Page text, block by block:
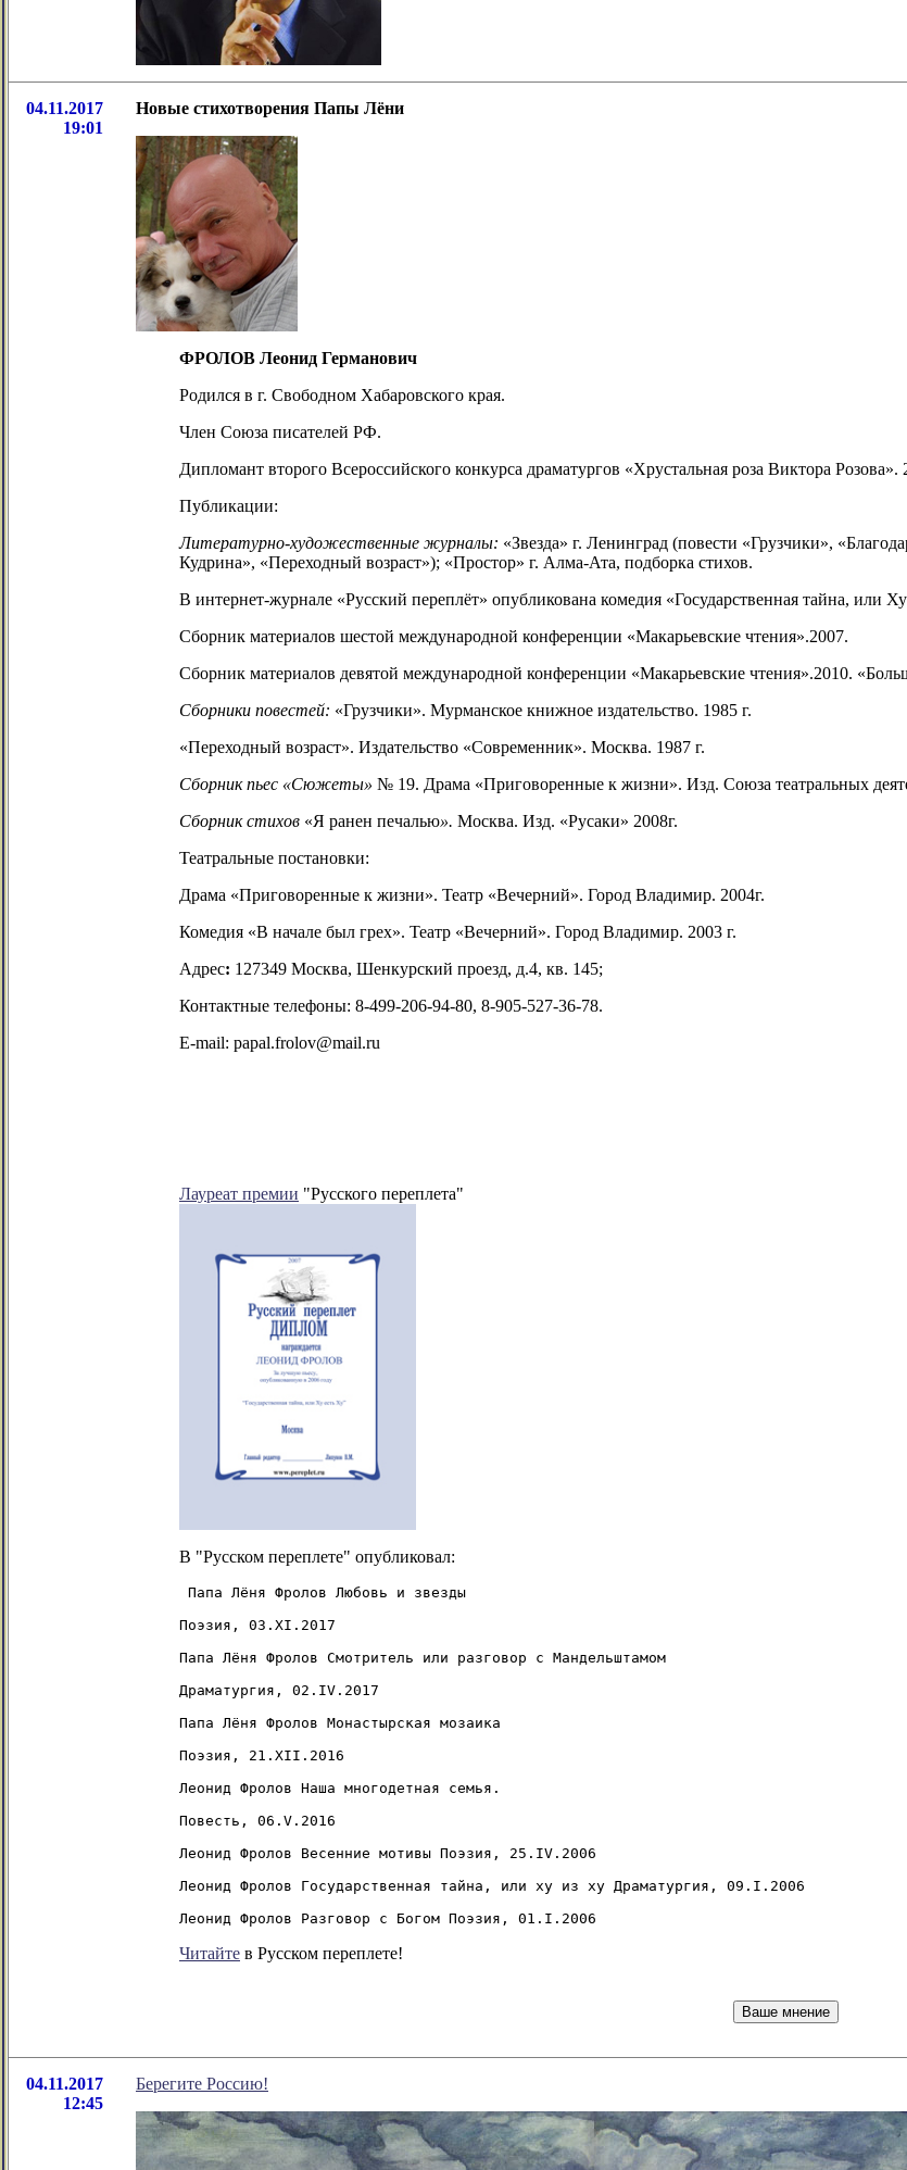
04.11.2017
19:01
Новые стихотворения Папы Лёни
ФРОЛОВ Леонид Германович
Родился в г. Свободном Хабаровского края.
Член Союза писателей РФ.
Дипломант второго Всероссийского конкурса драматургов «Хрустальная роза Виктора Розова».
Публикации:
Литературно-художественные журналы: «Звезда» г. Ленинград (повести «Грузчики»,
Кудрина», «Переходный возраст»); «Простор» г. Алма-Ата, подборка стихов.
В интернет-журнале «Русский переплёт» опубликована комедия «Государственная тайна, или Ху
Сборник материалов шестой международной конференции «Макарьевские чтения».2007.
Сборник материалов девятой международной конференции «Макарьевские чтения».2010.
Сборники повестей: «Грузчики». Мурманское книжное издательство. 1985 г.
«Переходный возраст». Издательство «Современник». Москва. 1987 г.
Сборник пьес «Сюжеты» № 19. Драма «Приговоренные к жизни». Изд. Союза театральных
Сборник стихов «Я ранен печалью». Москва. Изд. «Русаки» 2008г.
Театральные постановки:
Драма «Приговоренные к жизни». Театр «Вечерний». Город Владимир. 2004г.
Комедия «В начале был грех». Театр «Вечерний». Город Владимир. 2003 г.
Адрес: 127349 Москва, Шенкурский проезд, д.4, кв. 145;
Контактные телефоны: 8-499-206-94-80, 8-905-527-36-78.
E-mail: papal.frolov@mail.ru
Лауреат премии "Русского переплета"
В "Русском переплете" опубликовал:
Папа Лёня Фролов Любовь и звезды
Поэзия, 03.XI.2017
Папа Лёня Фролов Смотритель или разговор с Мандельштамом
Драматургия, 02.IV.2017
Папа Лёня Фролов Монастырская мозаика
Поэзия, 21.XII.2016
Леонид Фролов Наша многодетная семья.
Повесть, 06.V.2016
Леонид Фролов Весенние мотивы Поэзия, 25.IV.2006
Леонид Фролов Государственная тайна, или ху из ху Драматургия, 09.I.2006
Читайте в Русском переплете!
04.11.2017
12:45
Берегите Россию!